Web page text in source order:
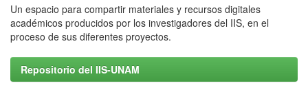
Un espacio para compartir materiales y recursos digitales
académicos producidos por los investigadores del IIS, en el
proceso de sus diferentes proyectos.
Repositorio del IIS-UNAM